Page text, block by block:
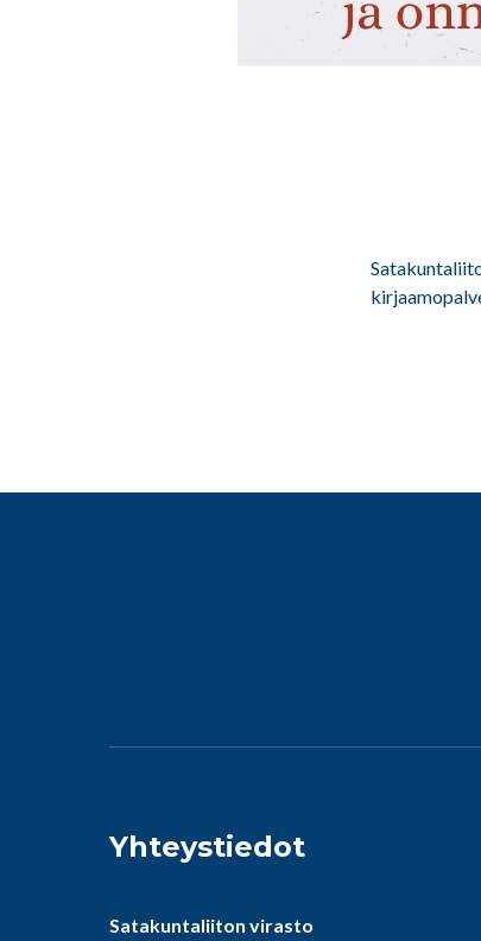
Yhteystiedot
Satakuntaliiton virasto